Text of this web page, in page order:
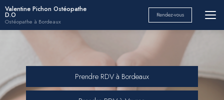
Aller
au
contenu
Valentine Pichon Ostéopathe
D.O
Ostéopathe à Bordeaux
Rendez-vous
Prendre RDV à Bordeaux